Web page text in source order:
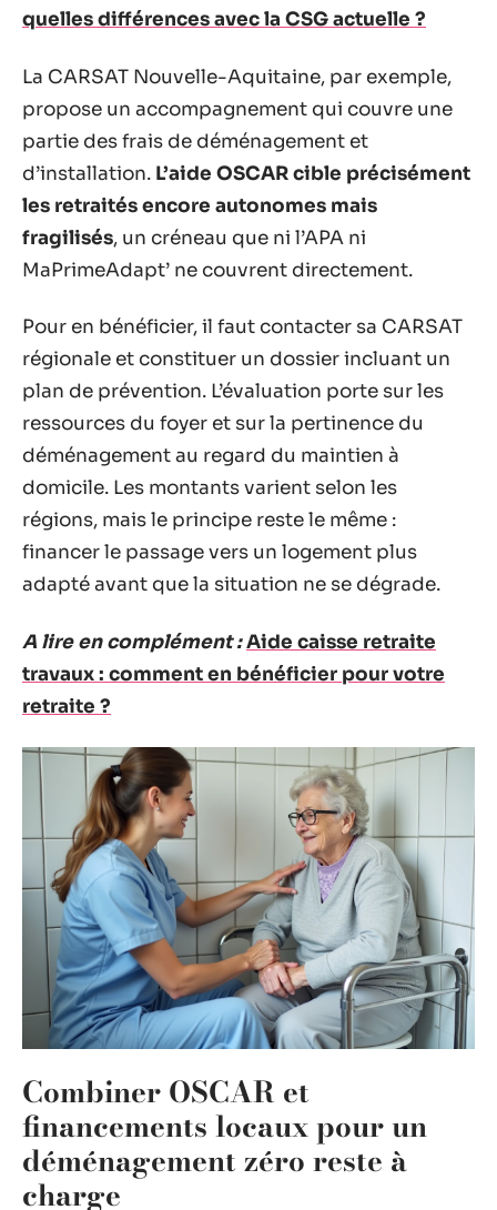
quelles différences avec la CSG actuelle ?
La CARSAT Nouvelle-Aquitaine, par exemple,
propose un accompagnement qui couvre une
partie des frais de déménagement et
d’installation. L’aide OSCAR cible précisément
les retraités encore autonomes mais
fragilisés, un créneau que ni l’APA ni
MaPrimeAdapt’ ne couvrent directement.
Pour en bénéficier, il faut contacter sa CARSAT
régionale et constituer un dossier incluant un
plan de prévention. L’évaluation porte sur les
ressources du foyer et sur la pertinence du
déménagement au regard du maintien à
domicile. Les montants varient selon les
régions, mais le principe reste le même :
financer le passage vers un logement plus
adapté avant que la situation ne se dégrade.
A lire en complément :Aide caisse retraite
travaux : comment en bénéficier pour votre
retraite ?
Combiner OSCAR et
financements locaux pour un
déménagement zéro reste à
charge